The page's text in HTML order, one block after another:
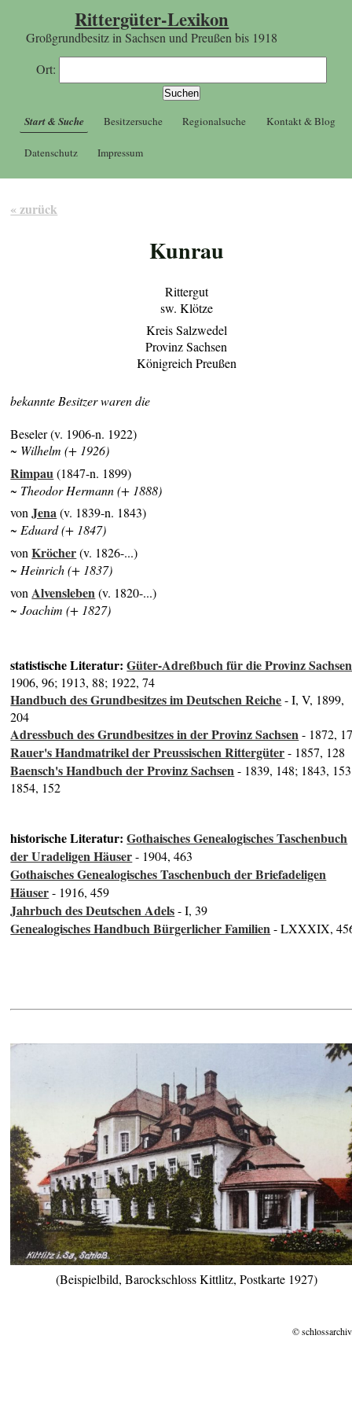
Rittergüter-Lexikon
Großgrundbesitz in Sachsen und Preußen bis 1918
Ort:
Start & Suche Besitzersuche Regionalsuche Kontakt & Blog
Datenschutz Impressum
« zurück
Kunrau
Rittergut
sw. Klötze
Kreis Salzwedel
Provinz Sachsen
Königreich Preußen
bekannte Besitzer waren die
Beseler (v. 1906-n. 1922)
~ Wilhelm (+ 1926)
Rimpau(1847-n. 1899)
~ Theodor Hermann (+ 1888)
vonJena(v. 1839-n. 1843)
~ Eduard (+ 1847)
vonKröcher(v. 1826-...)
~ Heinrich (+ 1837)
von Alvensleben(v. 1820-...)
~ Joachim (+ 1827)
statistische Literatur:Güter-Adreßbuch für die Provinz Sachsen
1906, 96; 1913, 88; 1922, 74
Handbuch des Grundbesitzes im Deutschen Reiche- I, V, 1899,
204
Adressbuch des Grundbesitzes in der Provinz Sachsen- 1872,
Rauer's Handmatrikel der Preussischen Rittergüter- 1857, 128
Baensch's Handbuch der Provinz Sachsen- 1839, 148; 1843,
1854, 152
historische Literatur:Gothaisches Genealogisches Taschenbuch
der Uradeligen Häuser- 1904, 463
Gothaisches Genealogisches Taschenbuch der Briefadeligen
Häuser- 1916, 459
Jahrbuch des Deutschen Adels- I, 39
Genealogisches Handbuch Bürgerlicher Familien- LXXXIX,
(Beispielbild, Barockschloss Kittlitz, Postkarte 1927)
©